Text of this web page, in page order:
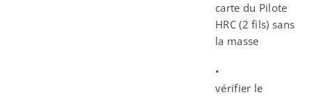
carte du Pilote
HRC (2 fils) sans
la masse
•
vérifier le